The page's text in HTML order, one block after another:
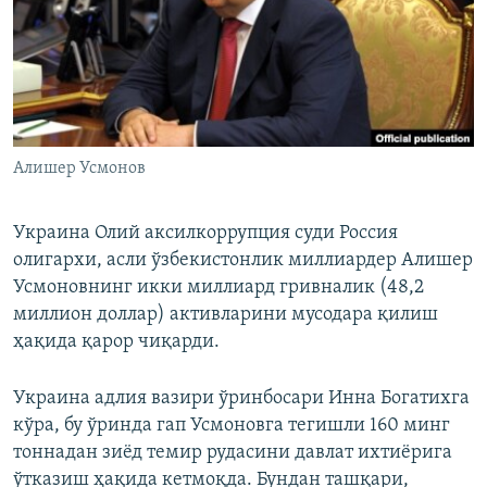
Алишер Усмонов
Украина Олий аксилкоррупция суди Россия
олигархи, асли ўзбекистонлик миллиардер Алишер
Усмоновнинг икки миллиард гривналик (48,2
миллион доллар) активларини мусодара қилиш
ҳақида қарор чиқарди.
Украина адлия вазири ўринбосари Инна Богатихга
кўра, бу ўринда гап Усмоновга тегишли 160 минг
тоннадан зиёд темир рудасини давлат ихтиёрига
ўтказиш ҳақида кетмоқда. Бундан ташқари,